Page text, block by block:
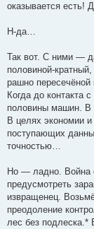
оказывается есть!
Н-да…
Так вот. С ними —
половиной-
рашно
Когда до контакта
половины машин. В
В целях экономии
поступающих
точностью…
Но — ладно. Война
предусмотреть
извращенец.
преодоление
лес без